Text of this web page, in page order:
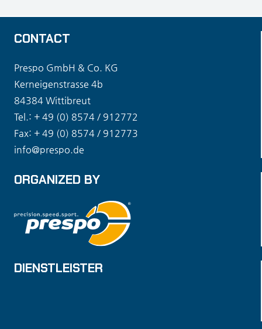
CONTACT
Prespo GmbH & Co. KG
Kerneigenstrasse 4b
84384 Wittibreut
Tel.: + 49 (0) 8574 / 912772
Fax: + 49 (0) 8574 / 912773
info@prespo.de
ORGANIZED BY
DIENSTLEISTER